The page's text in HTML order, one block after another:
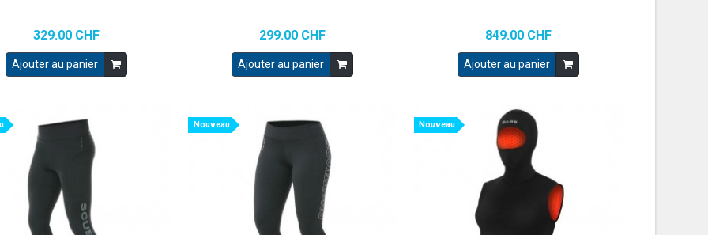
329.00 CHF
Ajouter au panier
299.00 CHF
Ajouter au panier
849.00 CHF
Ajouter au panier
Nouveau Nouveau